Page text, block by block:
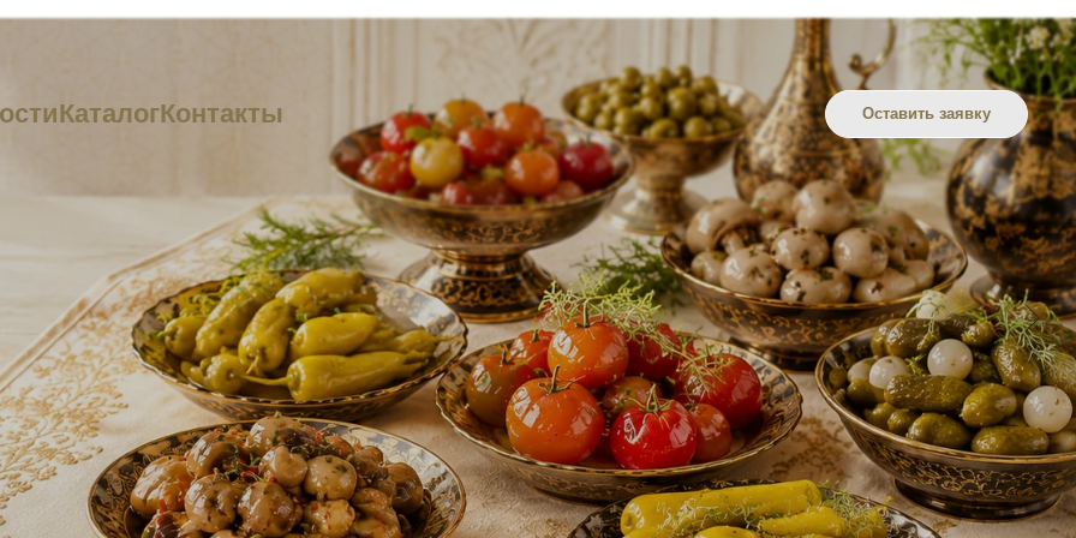
КаталогКонтакты Оставить заявку